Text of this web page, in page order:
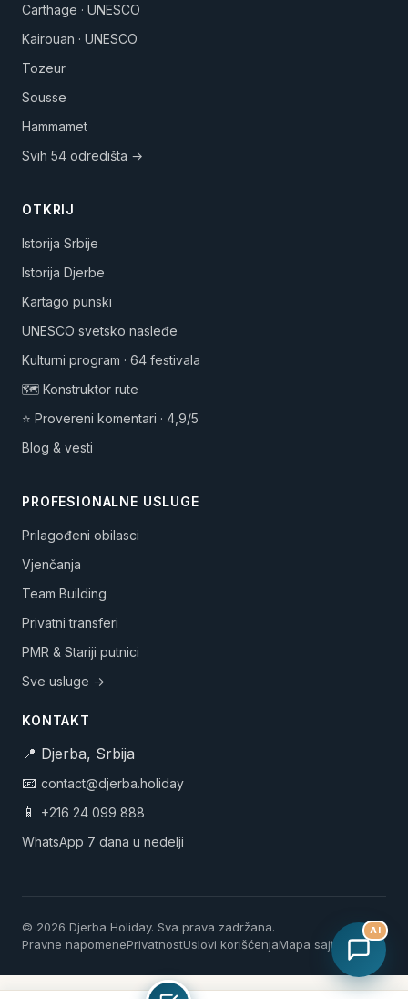
Carthage · UNESCO
Kairouan · UNESCO
Tozeur
Sousse
Hammamet
Svih 54 odredišta →
OTKRIJ
Istorija Srbije
Istorija Djerbe
Kartago punski
UNESCO svetsko nasleđe
Kulturni program · 64 festivala
🗺️ Konstruktor rute
⭐ Provereni komentari · 4,9/5
Blog & vesti
PROFESIONALNE USLUGE
Prilagođeni obilasci
Vjenčanja
Team Building
Privatni transferi
PMR & Stariji putnici
Sve usluge →
KONTAKT
📍 Djerba, Srbija
📧 contact@djerba.holiday
📱
+216 24 099 888
WhatsApp 7 dana u nedelji
© 2026 Djerba Holiday. Sva prava zadržana.
Pravne napomenePrivatnostUslovi korišćenjaMapa sajta
AI